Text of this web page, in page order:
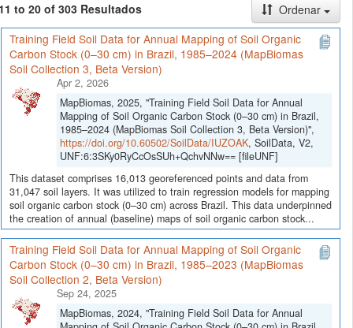
to 20 of 303 Resultados
Ordenar
Training Field Soil Data for Annual Mapping of Soil Organic
Carbon Stock (0–30 cm) in Brazil, 1985–2024 (MapBiomas
Soil Collection 3, Beta Version)
Apr 2, 2026
MapBiomas, 2025, "Training Field Soil Data for Annual
Mapping of Soil Organic Carbon Stock (0–30 cm) in Brazil,
1985–2024 (MapBiomas Soil Collection 3, Beta Version)",
https://doi.org/10.60502/SoilData/IUZOAK, SoilData, V2,
UNF:6:3SKy0RyCcOsSUh+QchvNNw== [fileUNF]
This dataset comprises 16,013 georeferenced points and data from
31,047 soil layers. It was utilized to train regression models for mapping
soil organic carbon stock (0–30 cm) across Brazil. This data underpinned
the creation of annual (baseline) maps of soil organic carbon stock...
Training Field Soil Data for Annual Mapping of Soil Organic
Carbon Stock (0–30 cm) in Brazil, 1985–2023 (MapBiomas
Soil Collection 2, Beta Version)
Sep 24, 2025
MapBiomas, 2024, "Training Field Soil Data for Annual